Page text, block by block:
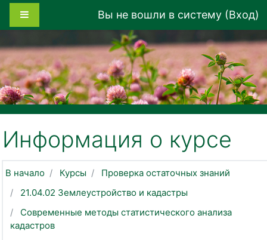
Перейти к основному содержанию
Вы не вошли в систему (Вход)
Информация о курсе
В начало Курсы
Проверка остаточных знаний
21.04.02 Землеустройство и кадастры
Современные методы статистического анализа
кадастров